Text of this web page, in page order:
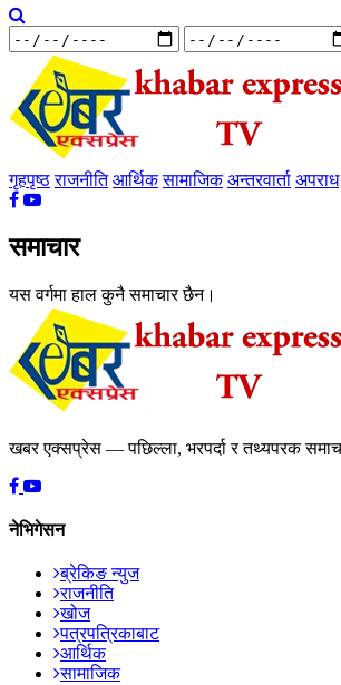
गृहपृष्ठ राजनीति आर्थिक सामाजिक अन्तरवार्ता अपराध
समाचार
यस वर्गमा हाल कुनै समाचार छैन।
खबर एक्सप्रेस — पछिल्ला, भरपर्दा र तथ्यपरक
नेभिगेसन
ब्रेकिङ न्युज
राजनीति
खोज
पत्रपत्रिकाबाट
आर्थिक
सामाजिक